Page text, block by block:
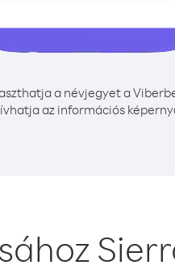
a névjegyet a
az információs